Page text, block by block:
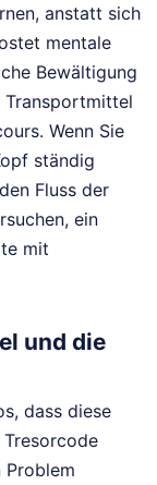
anstatt sich
mentale
Bewältigung
Transportmittel
Wenn Sie
ständig
Fluss der
ein
mit
und die
dass diese